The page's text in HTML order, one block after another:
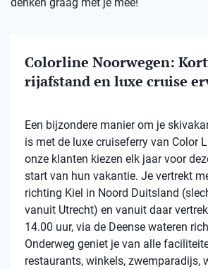
Colorline Noorwegen:
rijafstand en luxe cruise
Een bijzondere manier om je
is met de luxe cruiseferry van Color
onze klanten kiezen elk jaar voor
start van hun vakantie. Je vertrekt
richting Kiel in Noord Duitsland
vanuit Utrecht) en vanuit daar
14.00 uur, via de Deense wateren
Onderweg geniet je van alle
restaurants, winkels, zwemparadijs,